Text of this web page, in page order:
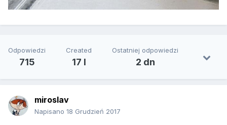
Odpowiedzi
715
Created
17 l
Ostatniej odpowiedzi
2 dn
miroslav
Napisano 18 Grudzień 2017